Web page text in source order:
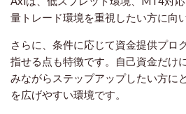
量トレード環境を重視したい方に向
さらに、条件に応じて資金提供プロ
指せる点も特徴です。自己資金だけ
みながらステップアップしたい方に
を広げやすい環境です。